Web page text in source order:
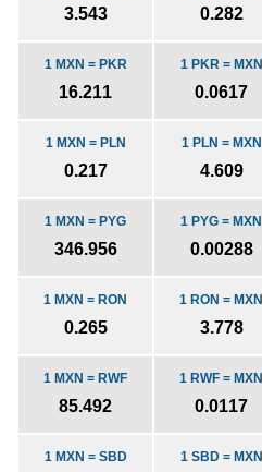
0.282
3.543
1 PKR = MXN
0.0617
1 MXN = PKR
16.211
1 PLN = MXN
4.609
1 MXN = PLN
0.217
1 PYG = MXN
0.00288
1 MXN = PYG
346.956
1 RON = MXN
3.778
1 MXN = RON
0.265
1 RWF = MXN
0.0117
1 MXN = RWF
85.492
1 SBD = MXN
1 MXN = SBD